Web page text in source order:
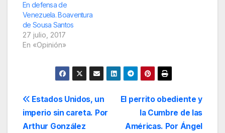
amigos desde que
hace quince años me
invitó como jurado del
Premio Casa de Las…
En defensa de
Venezuela. Boaventura
de Sousa Santos
27 julio, 2017
En «Opinión»
Navegación
de
El perrito obediente y
la Cumbre de las
Américas. Por Ángel
Estados Unidos, un
imperio sin careta. Por
Arthur González